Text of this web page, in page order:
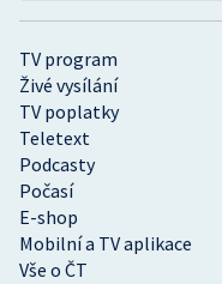
TV program
Živé vysílání
TV poplatky
Teletext
Podcasty
Počasí
E-shop
Mobilní a TV aplikace
Vše o ČT